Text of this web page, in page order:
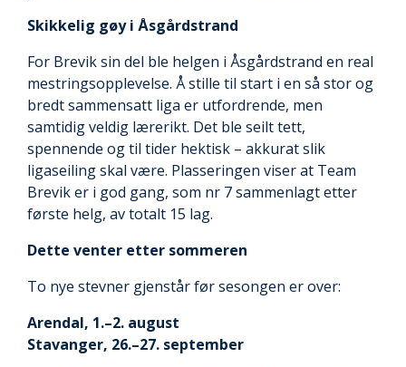
Skikkelig gøy i Åsgårdstrand
For Brevik sin del ble helgen i Åsgårdstrand en real
mestringsopplevelse. Å stille til start i en så stor og
bredt sammensatt liga er utfordrende, men
samtidig veldig lærerikt. Det ble seilt tett,
spennende og til tider hektisk – akkurat slik
ligaseiling skal være. Plasseringen viser at Team
Brevik er i god gang, som nr 7 sammenlagt etter
første helg, av totalt 15 lag.
Dette venter etter sommeren
To nye stevner gjenstår før sesongen er over:
Arendal, 1.–2. august
Stavanger, 26.–27. september